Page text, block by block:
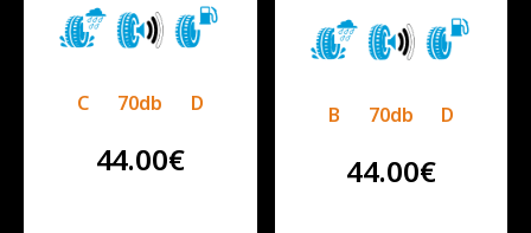
C 70db D
44.00€
B 70db D
44.00€